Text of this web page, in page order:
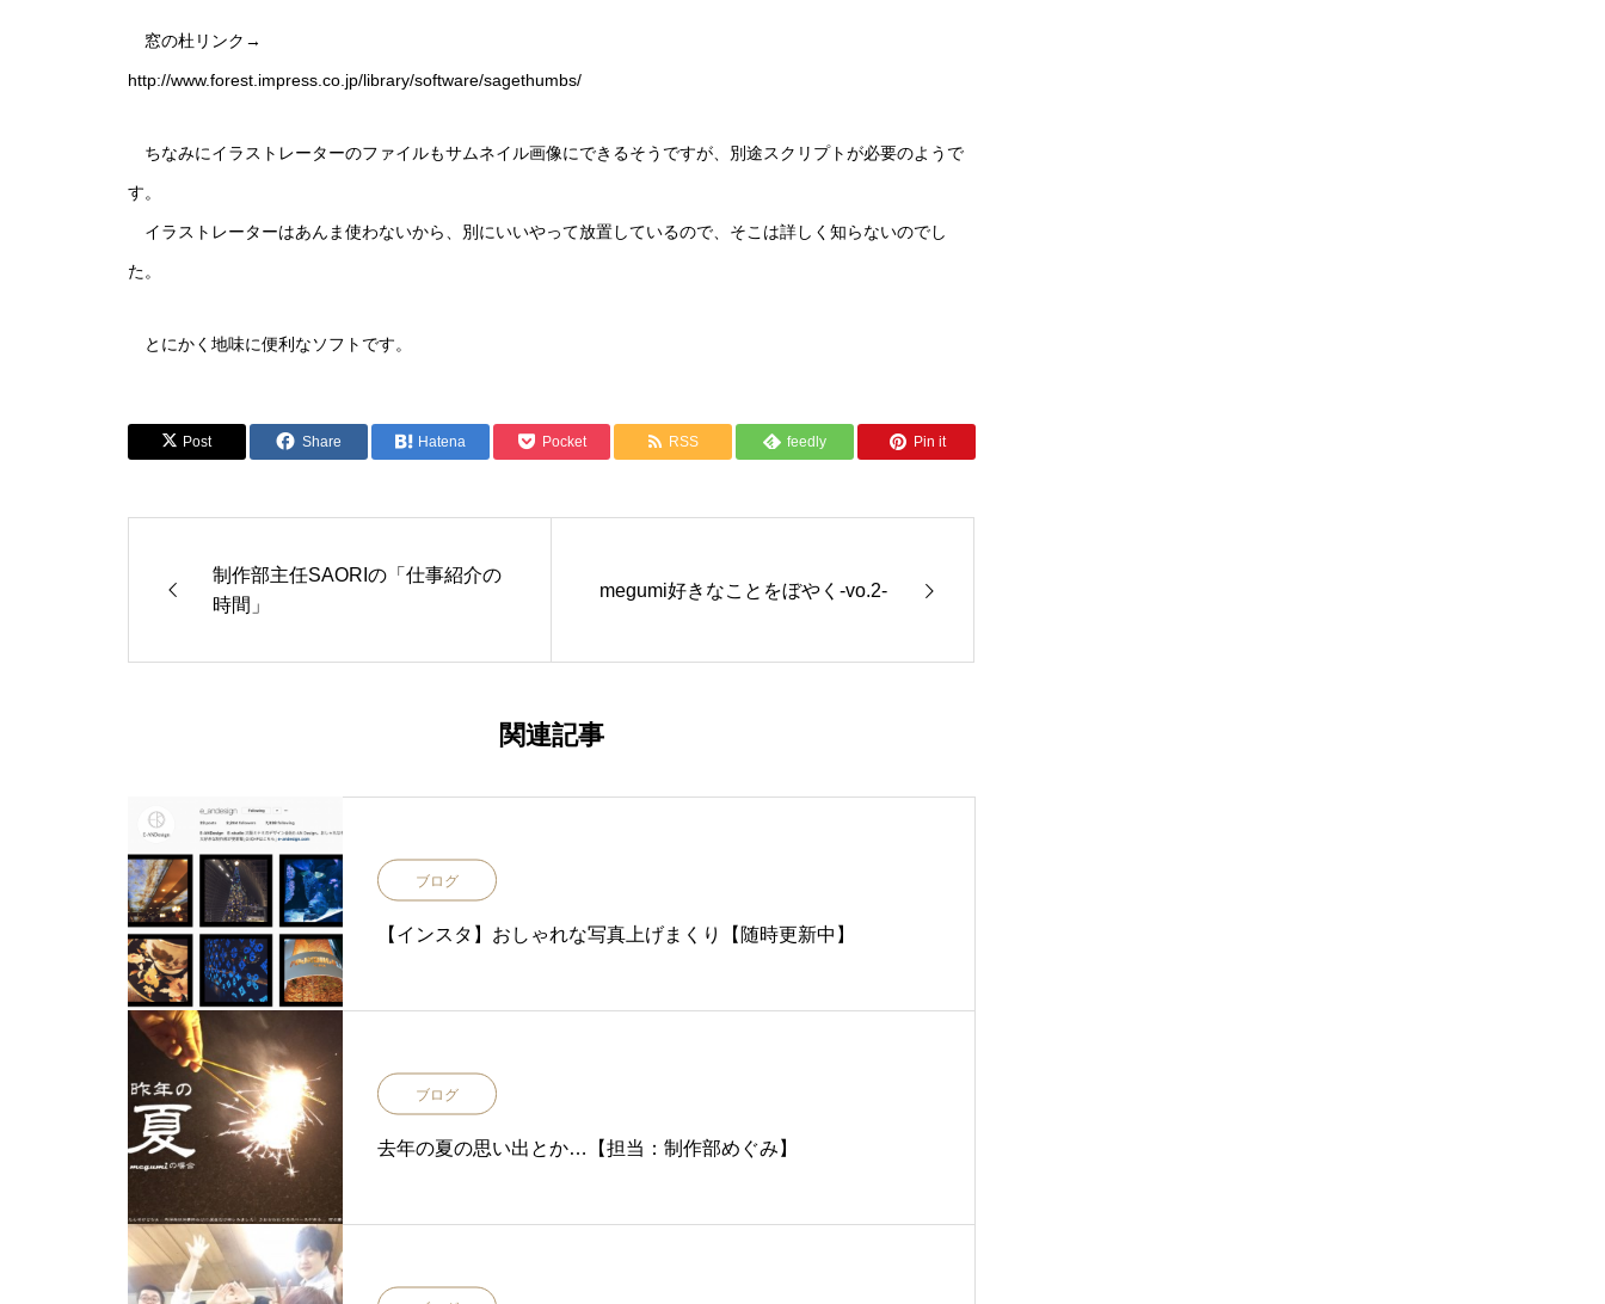
窓の杜リンク→
http://www.forest.impress.co.jp/library/software/sagethumbs/
ちなみにイラストレーターのファイルもサムネイル画像にできるそうですが、別途スクリプトが必要のようで
す。
イラストレーターはあんま使わないから、別にいいやって放置しているので、そこは詳しく知らないのでし
た。
とにかく地味に便利なソフトです。
Post Share Hatena Pocket RSS feedly Pin it
制作部主任SAORIの「仕事紹介の
時間」
megumi好きなことをぼやく-vo.2-
関連記事
ブログ
【インスタ】おしゃれな写真上げまくり【随時更新中】
ブログ
去年の夏の思い出とか…【担当：制作部めぐみ】